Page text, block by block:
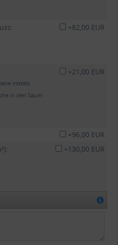
+82,00 EUR
mittels
in den Saum
+21,00 EUR
+96,00 EUR
+130,00 EUR